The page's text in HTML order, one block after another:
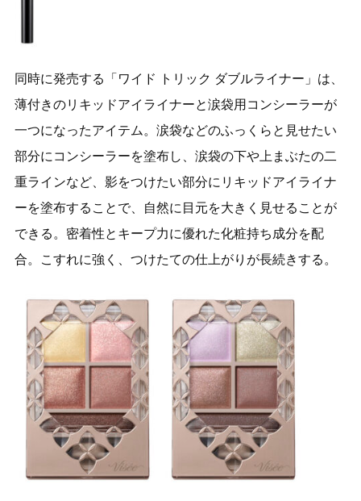
同時に発売する「ワイド トリック ダブルライナー」は、
薄付きのリキッドアイライナーと涙袋用コンシーラーが
一つになったアイテム。涙袋などのふっくらと見せたい
部分にコンシーラーを塗布し、涙袋の下や上まぶたの二
重ラインなど、影をつけたい部分にリキッドアイライナ
ーを塗布することで、自然に目元を大きく見せることが
できる。密着性とキープ力に優れた化粧持ち成分を配
合。こすれに強く、つけたての仕上がりが長続きする。